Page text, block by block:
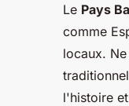
Le Pays
comme
locaux.
l'histoire